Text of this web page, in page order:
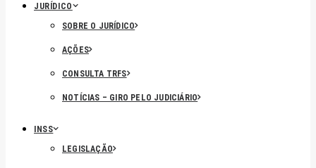
JURÍDICO
SOBRE O JURÍDICO
AÇÕES
CONSULTA TRFS
NOTÍCIAS – GIRO PELO JUDICIÁRIO
INSS
LEGISLAÇÃO